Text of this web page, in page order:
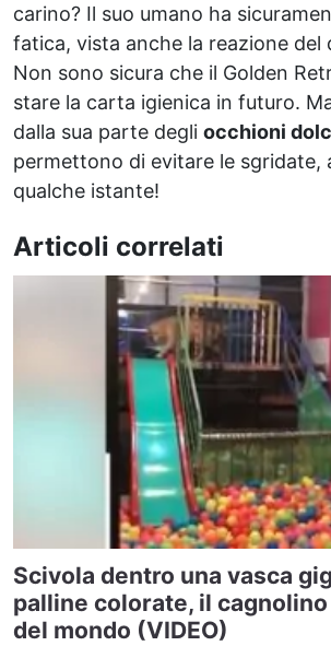
carino? Il suo umano ha
fatica, vista anche la reazione del
Non sono sicura che il Golden
stare la carta igienica in futuro.
dalla sua parte degli occhioni
permettono di evitare le sgridate,
qualche istante!
Articoli correlati
Scivola dentro una vasca
palline colorate, il
del mondo (VIDEO)